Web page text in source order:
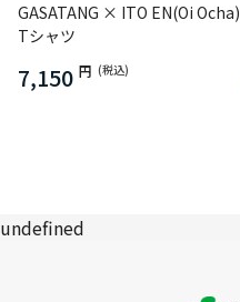
GASATANG × ITO EN(Oi Ocha)
Tシャツ
7,150 円 (税込)
undefined